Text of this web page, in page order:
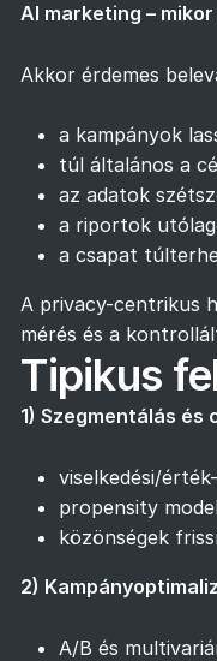
AI marketing –
Akkor érdemes
a kampányok
túl általános a
az adatok
a riportok
a csapat
A privacy-centrikus
mérés és a
Tipikus
1) Szegmentálás
viselkedési/
propensity
közönségek
2)
A/B és